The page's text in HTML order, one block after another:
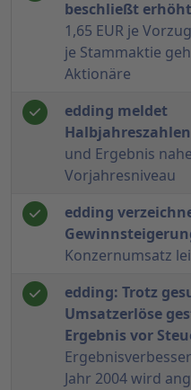
beschließt
1,65 EUR je
je Stammaktie
Aktionäre
edding meldet
Halbjahreszahlen
und Ergebnis
Vorjahresniveau
edding
Konzernumsatz
edding: Trotz
Umsatzerlöse
Ergebnis vor
Jahr 2004 wird